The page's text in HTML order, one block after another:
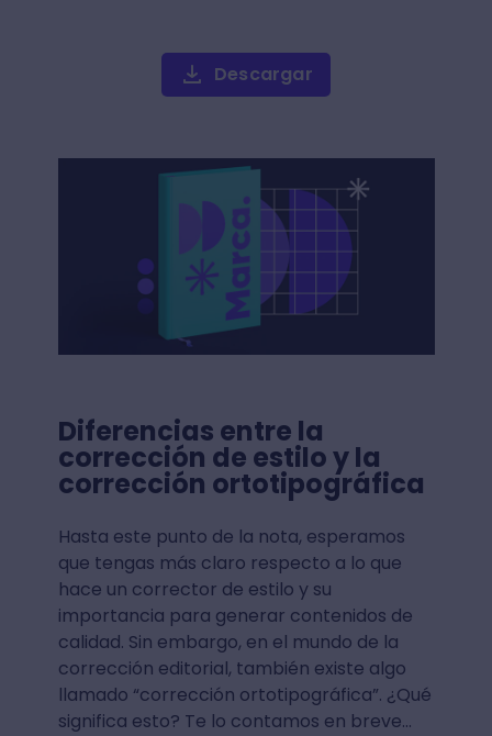
Descargar
Diferencias entre la
corrección de estilo y la
corrección ortotipográfica
Hasta este punto de la nota, esperamos
que tengas más claro respecto a lo que
hace un corrector de estilo y su
importancia para generar contenidos de
calidad. Sin embargo, en el mundo de la
corrección editorial, también existe algo
llamado “corrección ortotipográfica”. ¿Qué
significa esto? Te lo contamos en breve...